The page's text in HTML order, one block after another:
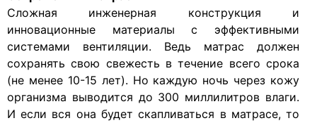
Cложная инженерная конструкция и
инновационные материалы с эффективными
системами вентиляции. Ведь матрас должен
сохранять свою свежесть в течение всего срока
(не менее 10-15 лет). Но каждую ночь через кожу
организма выводится до 300 миллилитров влаги.
И если вся она будет скапливаться в матрасе, то